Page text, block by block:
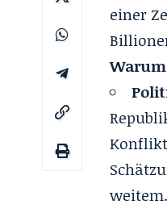
einer
weitem.